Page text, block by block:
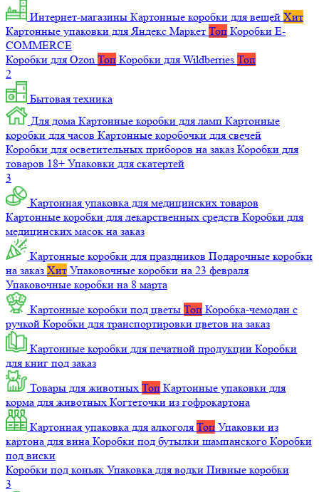
Интернет-магазины Картонные коробки для вещей Хит
Картонные упаковки для Яндекс Маркет Топ Коробки E-
COMMERCE
Коробки для Ozon Топ Коробки для Wildberries Топ
2
Бытовая техника
Для дома Картонные коробки для ламп Картонные
коробки для часов Картонные коробочки для свечей
Коробки для осветительных приборов на заказ Коробки для
товаров 18+ Упаковки для скатертей
3
Картонная упаковка для медицинских товаров
Картонные коробки для лекарственных средств Коробки для
медицинских масок на заказ
Картонные коробки для праздников Подарочные коробки
на заказ Хит Упаковочные коробки на 23 февраля
Упаковочные коробки на 8 марта
Картонные коробки под цветы Топ Коробка-чемодан с
ручкой Коробки для транспортировки цветов на заказ
Картонные коробки для печатной продукции Коробки
для книг под заказ
Товары для животных Топ Картонные упаковки для
корма для животных Когтеточки из гофрокартона
Картонная упаковка для алкоголя Топ Упаковки из
картона для вина Коробки под бутылки шампанского Коробки
под виски
Коробки под коньяк Упаковка для водки Пивные коробки
3